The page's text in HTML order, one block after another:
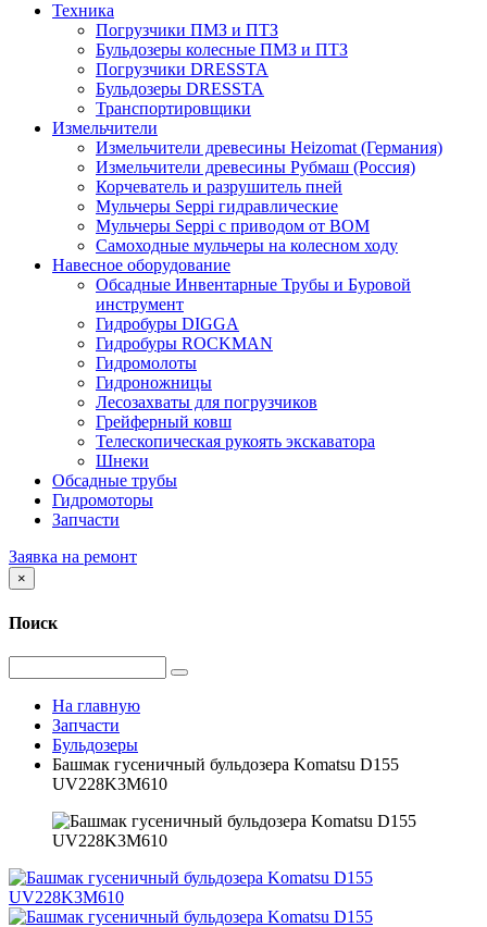
Техника
Погрузчики ПМЗ и ПТЗ
Бульдозеры колесные ПМЗ и ПТЗ
Погрузчики DRESSTA
Бульдозеры DRESSTA
Транспортировщики
Измельчители
Измельчители древесины Heizomat (Германия)
Измельчители древесины Рубмаш (Россия)
Корчеватель и разрушитель пней
Мульчеры Seppi гидравлические
Мульчеры Seppi с приводом от ВОМ
Самоходные мульчеры на колесном ходу
Навесное оборудование
Обсадные Инвентарные Трубы и Буровой
инструмент
Гидробуры DIGGA
Гидробуры ROCKMAN
Гидромолоты
Гидроножницы
Лесозахваты для погрузчиков
Грейферный ковш
Телескопическая рукоять экскаватора
Шнеки
Обсадные трубы
Гидромоторы
Запчасти
Заявка на ремонт
×
Поиск
На главную
Запчасти
Бульдозеры
Башмак гусеничный бульдозера Komatsu D155
UV228K3M610